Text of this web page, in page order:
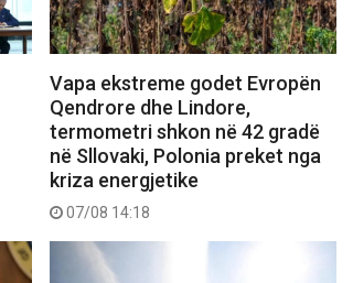
Vapa ekstreme godet Evropën
Qendrore dhe Lindore,
termometri shkon në 42 gradë
në Sllovaki, Polonia preket nga
kriza energjetike
07/08 14:18